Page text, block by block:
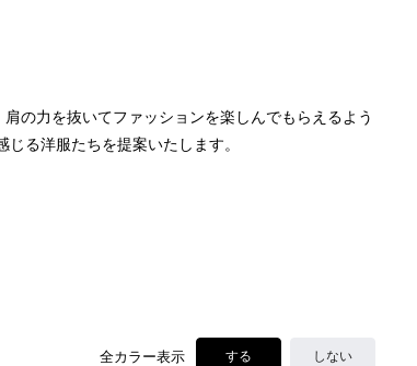
の力を抜いてファッションを楽しんでもらえるよう
る洋服たちを提案いたします。
全カラー表示 する しない